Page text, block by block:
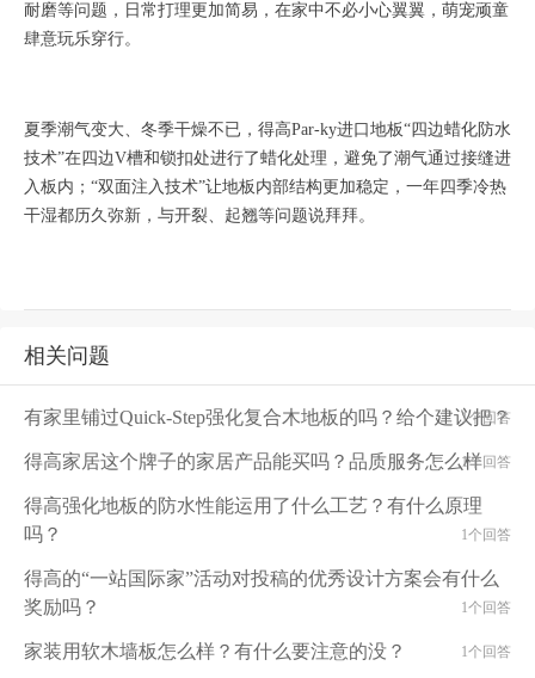
耐磨等问题，日常打理更加简易，在家中不必小心翼翼，萌宠顽童
肆意玩乐穿行。
夏季潮气变大、冬季干燥不已，得高Par-ky进口地板“四边蜡化防水
技术”在四边V槽和锁扣处进行了蜡化处理，避免了潮气通过接缝进
入板内；“双面注入技术”让地板内部结构更加稳定，一年四季冷热
干湿都历久弥新，与开裂、起翘等问题说拜拜。
相关问题
有家里铺过Quick-Step强化复合木地板的吗？给个建议把？
1个回答
得高家居这个牌子的家居产品能买吗？品质服务怎么样1个回答
得高强化地板的防水性能运用了什么工艺？有什么原理
吗？
1个回答
得高的“一站国际家”活动对投稿的优秀设计方案会有什么
奖励吗？
1个回答
家装用软木墙板怎么样？有什么要注意的没？ 1个回答